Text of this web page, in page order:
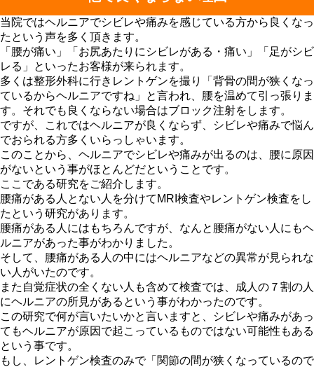
当院ではヘルニアでシビレや痛みを感じている方から良くなっ
たという声を多く頂きます。
「腰が痛い」「お尻あたりにシビレがある・痛い」「足がシビ
レる」といったお客様が来られます。
多くは整形外科に行きレントゲンを撮り「背骨の間が狭くなっ
ているからヘルニアですね」と言われ、腰を温めて引っ張りま
す。それでも良くならない場合はブロック注射をします。
ですが、これではヘルニアが良くならず、シビレや痛みで悩ん
でおられる方多くいらっしゃいます。
このことから、ヘルニアでシビレや痛みが出るのは、腰に原因
がないという事がほとんどだということです。
ここである研究をご紹介します。
腰痛がある人とない人を分けてMRI検査やレントゲン検査をし
たという研究があります。
腰痛がある人にはもちろんですが、なんと腰痛がない人にもヘ
ルニアがあった事がわかりました。
そして、腰痛がある人の中にはヘルニアなどの異常が見られな
い人がいたのです。
また自覚症状の全くない人も含めて検査では、成人の７割の人
にヘルニアの所見があるという事がわかったのです。
この研究で何が言いたいかと言いますと、シビレや痛みがあっ
てもヘルニアが原因で起こっているものではない可能性もある
という事です。
もし、レントゲン検査のみで「関節の間が狭くなっているので